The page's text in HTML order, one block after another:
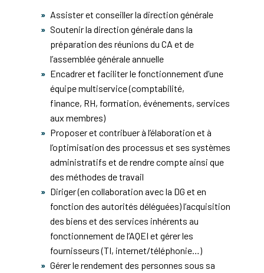
Assister et conseiller la direction générale
Soutenir la direction générale dans la
préparation des réunions du CA et de
l’assemblée générale annuelle
Encadrer et faciliter le fonctionnement d’une
équipe multiservice (comptabilité,
finance, RH, formation, événements, services
aux membres)
Proposer et contribuer à l’élaboration et à
l’optimisation des processus et ses systèmes
administratifs et de rendre compte ainsi que
des méthodes de travail
Diriger (en collaboration avec la DG et en
fonction des autorités déléguées) l’acquisition
des biens et des services inhérents au
fonctionnement de l’AQEI et gérer les
fournisseurs (TI, internet/téléphonie…)
Gérer le rendement des personnes sous sa